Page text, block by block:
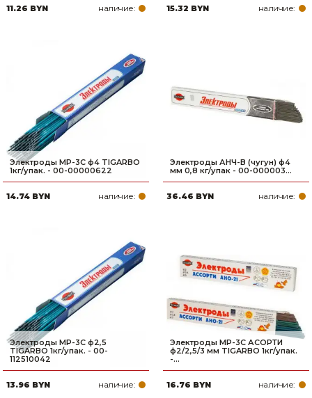
11.26 BYN наличие: 15.32 BYN наличие:
Электроды МР-3C ф4 TIGARBO
1кг/упак. - 00-00000622
14.74 BYN наличие:
Электроды АНЧ-В (чугун) ф4
мм 0,8 кг/упак - 00-000003...
36.46 BYN наличие:
Электроды МР-3C ф2,5
TIGARBO 1кг/упак. - 00-
112510042
13.96 BYN наличие:
Электроды МР-3C АСОРТИ
ф2/2,5/3 мм TIGARBO 1кг/упак.
-...
16.76 BYN наличие: